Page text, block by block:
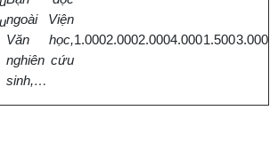
ngoài Viện
Văn học,
nghiên cứu
sinh,…
1.0002.0002.0004.0001.5003.000